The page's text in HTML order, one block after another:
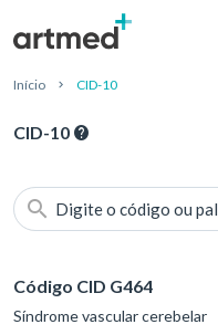
Início CID-10
CID-10
Digite o código ou
Código CID G464
Síndrome vascular cerebelar